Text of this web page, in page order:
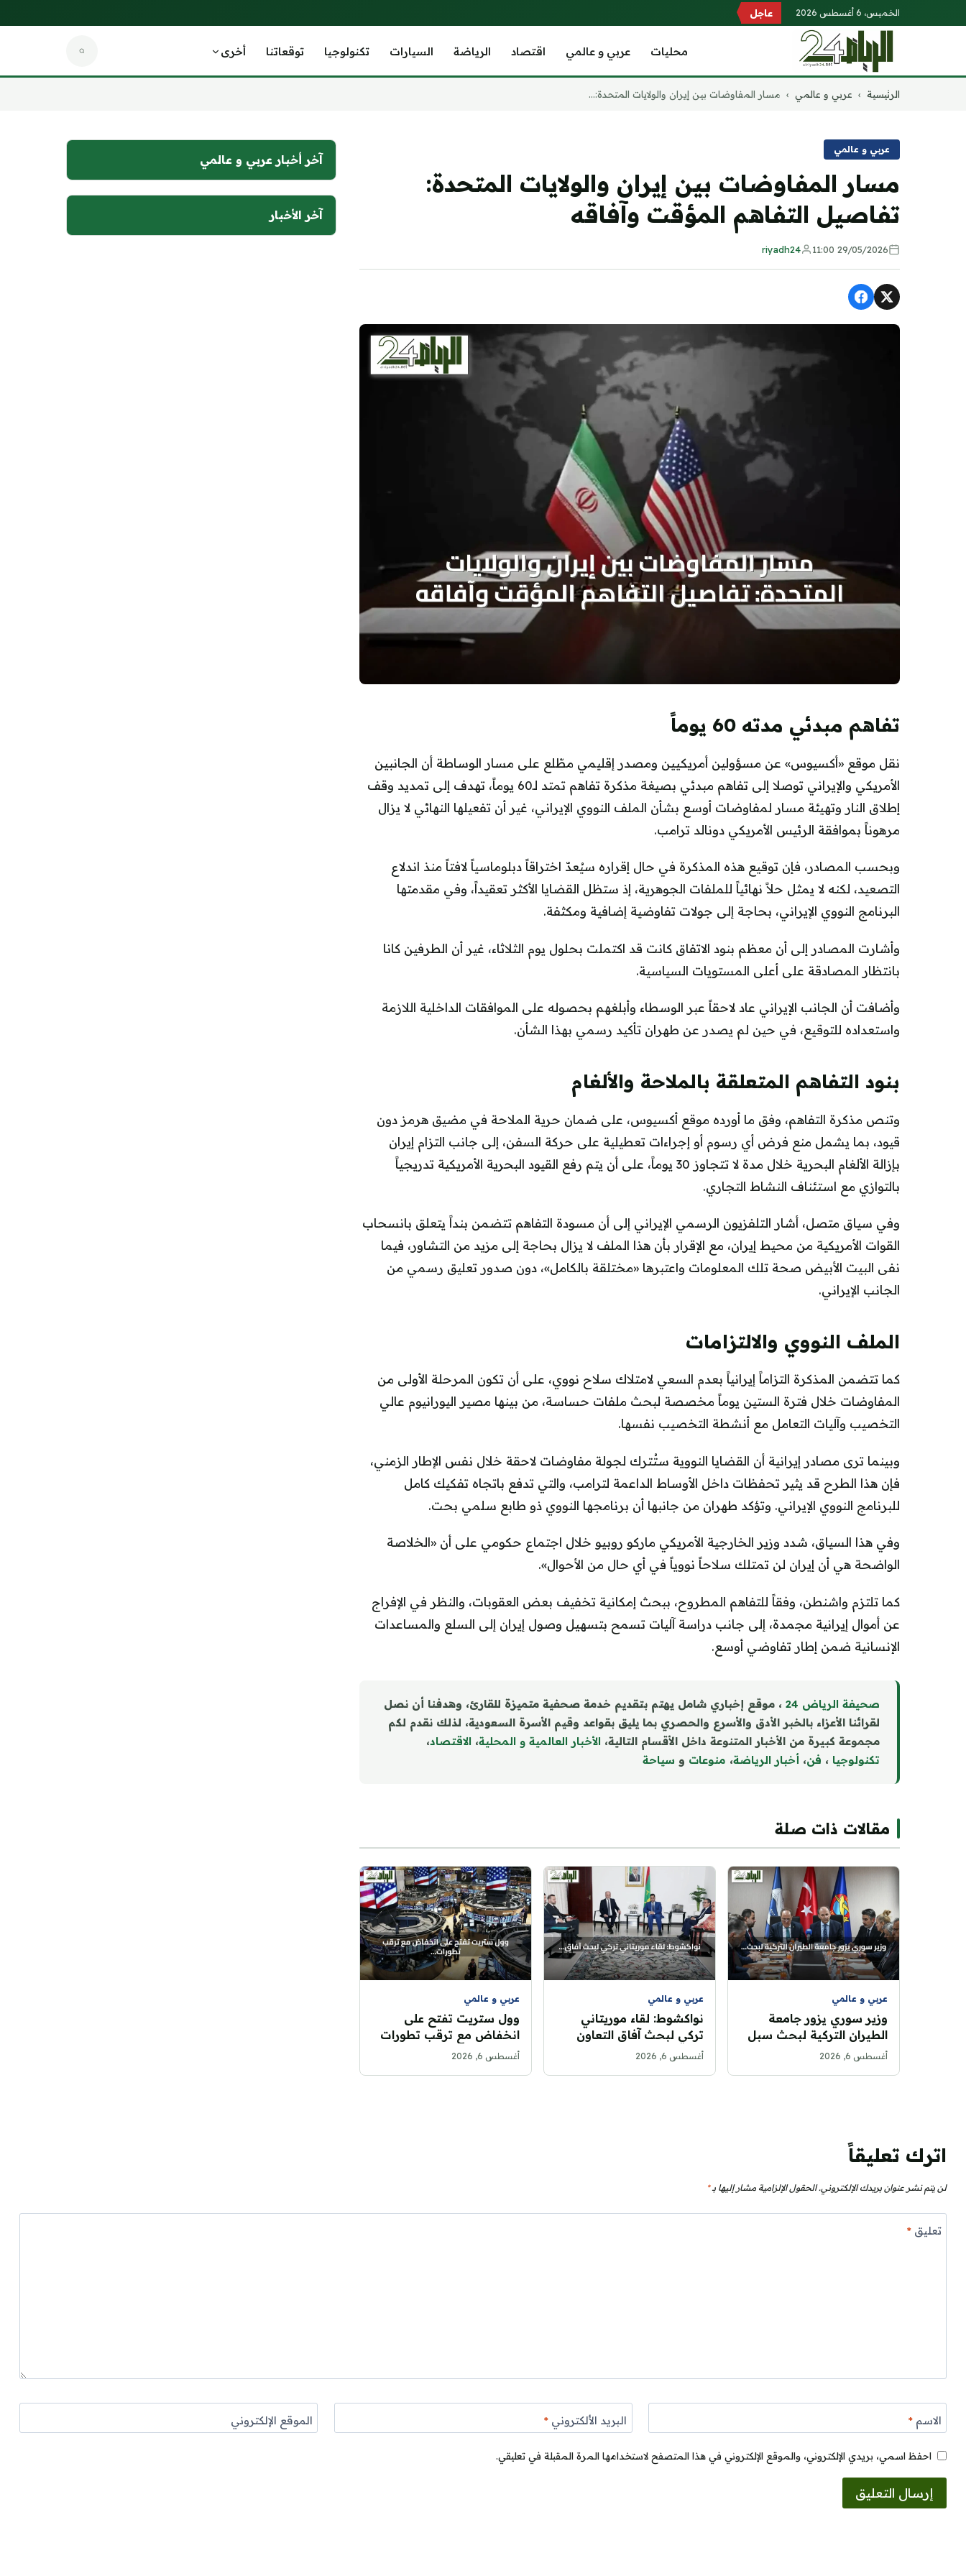
الخميس، 6 أغسطس 2026 عاجل
محليات عربي و عالمي اقتصاد الرياضة السيارات تكنولوجيا توقعاتنا أخرى
الرئيسية › عربي و عالمي › مسار المفاوضات بين إيران والولايات المتحدة:...
عربي و عالمي
مسار المفاوضات بين إيران والولايات المتحدة:
تفاصيل التفاهم المؤقت وآفاقه
29/05/2026 11:00
riyadh24
تفاهم مبدئي مدته 60 يوماً
نقل موقع «أكسيوس» عن مسؤولين أمريكيين ومصدر إقليمي مطّلع على مسار الوساطة أن الجانبين
الأمريكي والإيراني توصلا إلى تفاهم مبدئي بصيغة مذكرة تفاهم تمتد لـ60 يوماً، تهدف إلى تمديد وقف
إطلاق النار وتهيئة مسار لمفاوضات أوسع بشأن الملف النووي الإيراني، غير أن تفعيلها النهائي لا يزال
مرهوناً بموافقة الرئيس الأمريكي دونالد ترامب.
وبحسب المصادر، فإن توقيع هذه المذكرة في حال إقراره سيُعدّ اختراقاً دبلوماسياً لافتاً منذ اندلاع
التصعيد، لكنه لا يمثل حلاً نهائياً للملفات الجوهرية، إذ ستظل القضايا الأكثر تعقيداً، وفي مقدمتها
البرنامج النووي الإيراني، بحاجة إلى جولات تفاوضية إضافية ومكثفة.
وأشارت المصادر إلى أن معظم بنود الاتفاق كانت قد اكتملت بحلول يوم الثلاثاء، غير أن الطرفين كانا
بانتظار المصادقة على أعلى المستويات السياسية.
وأضافت أن الجانب الإيراني عاد لاحقاً عبر الوسطاء وأبلغهم بحصوله على الموافقات الداخلية اللازمة
واستعداده للتوقيع، في حين لم يصدر عن طهران تأكيد رسمي بهذا الشأن.
بنود التفاهم المتعلقة بالملاحة والألغام
وتنص مذكرة التفاهم، وفق ما أورده موقع أكسيوس، على ضمان حرية الملاحة في مضيق هرمز دون
قيود، بما يشمل منع فرض أي رسوم أو إجراءات تعطيلية على حركة السفن، إلى جانب التزام إيران
بإزالة الألغام البحرية خلال مدة لا تتجاوز 30 يوماً، على أن يتم رفع القيود البحرية الأمريكية تدريجياً
بالتوازي مع استئناف النشاط التجاري.
وفي سياق متصل، أشار التلفزيون الرسمي الإيراني إلى أن مسودة التفاهم تتضمن بنداً يتعلق بانسحاب
القوات الأمريكية من محيط إيران، مع الإقرار بأن هذا الملف لا يزال بحاجة إلى مزيد من التشاور، فيما
نفى البيت الأبيض صحة تلك المعلومات واعتبرها «مختلقة بالكامل»، دون صدور تعليق رسمي من
الجانب الإيراني.
الملف النووي والالتزامات
كما تتضمن المذكرة التزاماً إيرانياً بعدم السعي لامتلاك سلاح نووي، على أن تكون المرحلة الأولى من
المفاوضات خلال فترة الستين يوماً مخصصة لبحث ملفات حساسة، من بينها مصير اليورانيوم عالي
التخصيب وآليات التعامل مع أنشطة التخصيب نفسها.
وبينما ترى مصادر إيرانية أن القضايا النووية ستُترك لجولة مفاوضات لاحقة خلال نفس الإطار الزمني،
فإن هذا الطرح قد يثير تحفظات داخل الأوساط الداعمة لترامب، والتي تدفع باتجاه تفكيك كامل
للبرنامج النووي الإيراني. وتؤكد طهران من جانبها أن برنامجها النووي ذو طابع سلمي بحت.
وفي هذا السياق، شدد وزير الخارجية الأمريكي ماركو روبيو خلال اجتماع حكومي على أن «الخلاصة
الواضحة هي أن إيران لن تمتلك سلاحاً نووياً في أي حال من الأحوال».
كما تلتزم واشنطن، وفقاً للتفاهم المطروح، ببحث إمكانية تخفيف بعض العقوبات، والنظر في الإفراج
عن أموال إيرانية مجمدة، إلى جانب دراسة آليات تسمح بتسهيل وصول إيران إلى السلع والمساعدات
الإنسانية ضمن إطار تفاوضي أوسع.
صحيفة الرياض 24
، موقع إخباري شامل يهتم بتقديم خدمة صحفية متميزة للقارئ، وهدفنا أن نصل
لقرائنا الأعزاء بالخبر الأدق والأسرع والحصري بما يليق بقواعد وقيم الأسرة السعودية، لذلك نقدم لكم
مجموعة كبيرة من الأخبار المتنوعة داخل الأقسام التالية، الأخبار العالمية و المحلية، الاقتصاد،
تكنولوجيا ، فن، أخبار الرياضة، منوعات و سياحة
مقالات ذات صلة
عربي و عالمي
وزير سوري يزور جامعة
الطيران التركية لبحث سبل
التعاون الأكاديمي
أغسطس 6, 2026
عربي و عالمي
نواكشوط: لقاء موريتاني
تركي لبحث آفاق التعاون
المشترك
أغسطس 6, 2026
عربي و عالمي
وول ستريت تفتح على
انخفاض مع ترقب تطورات
السلام في الشرق الأوسط
أغسطس 6, 2026
آخر أخبار عربي و عالمي
آخر الأخبار
اترك تعليقاً
لن يتم نشر عنوان بريدك الإلكتروني. الحقول الإلزامية مشار إليها بـ*
تعليق*
الاسم* البريد الألكتروني * الموقع الإلكتروني
احفظ اسمي، بريدي الإلكتروني، والموقع الإلكتروني في هذا المتصفح لاستخدامها المرة المقبلة في تعليقي.